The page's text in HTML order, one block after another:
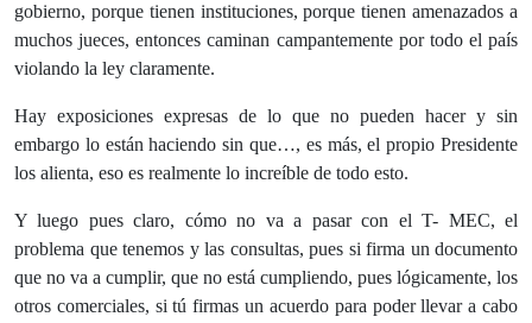
gobierno, porque tienen instituciones, porque tienen amenazados a
muchos jueces, entonces caminan campantemente por todo el país
violando la ley claramente.
Hay exposiciones expresas de lo que no pueden hacer y sin
embargo lo están haciendo sin que…, es más, el propio Presidente
los alienta, eso es realmente lo increíble de todo esto.
Y luego pues claro, cómo no va a pasar con el T- MEC, el
problema que tenemos y las consultas, pues si firma un documento
que no va a cumplir, que no está cumpliendo, pues lógicamente, los
otros comerciales, si tú firmas un acuerdo para poder llevar a cabo